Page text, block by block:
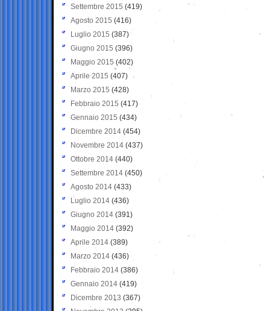
Settembre 2015 (419)
Agosto 2015 (416)
Luglio 2015 (387)
Giugno 2015 (396)
Maggio 2015 (402)
Aprile 2015 (407)
Marzo 2015 (428)
Febbraio 2015 (417)
Gennaio 2015 (434)
Dicembre 2014 (454)
Novembre 2014 (437)
Ottobre 2014 (440)
Settembre 2014 (450)
Agosto 2014 (433)
Luglio 2014 (436)
Giugno 2014 (391)
Maggio 2014 (392)
Aprile 2014 (389)
Marzo 2014 (436)
Febbraio 2014 (386)
Gennaio 2014 (419)
Dicembre 2013 (367)